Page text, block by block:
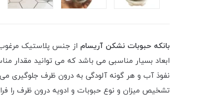
بانکه حبوبات نشکن آریسام از جنس پلاستیک مرغوب
ابعاد بسیار مناسبی می باشد که می توانید مقدار
نفوذ آب و هر گونه آلودگی به درون ظرف جلوگیری
تشخیص میزان و نوع حبوبات و ادویه درون ظرف را